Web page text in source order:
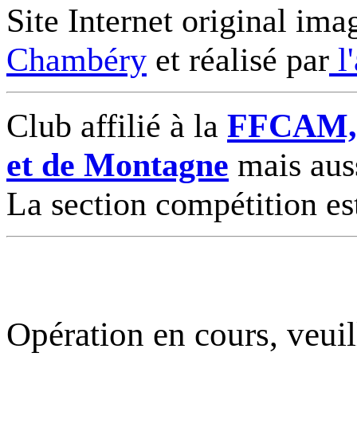
Site Internet original
Chambéry et réalisé par
Club affilié à la
et de Montagne mais
La section compétition
Opération en cours,